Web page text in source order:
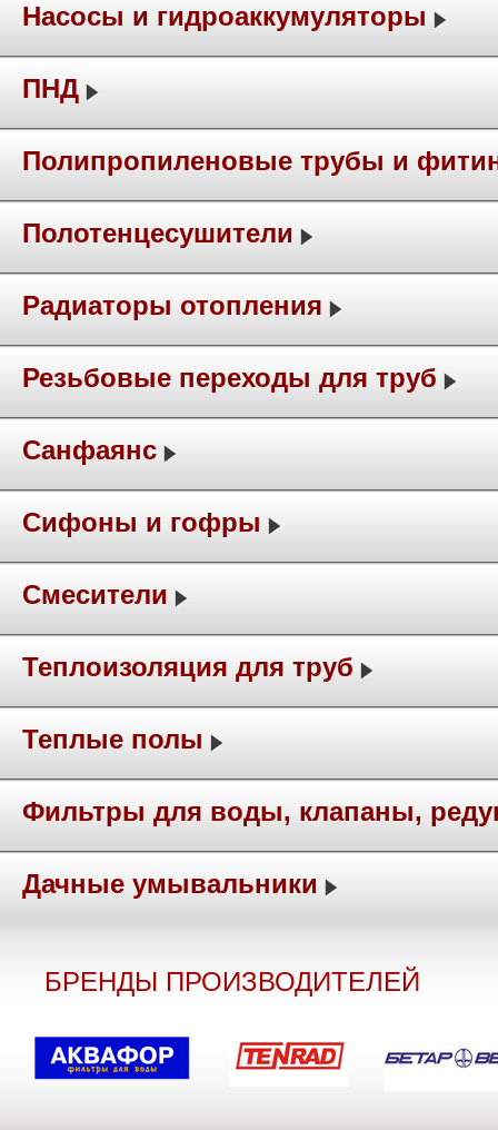
Насосы и гидроаккумуляторы
ПНД
Полипропиленовые трубы и
Полотенцесушители
Радиаторы отопления
Резьбовые переходы для труб
Санфаянс
Сифоны и гофры
Смесители
Теплоизоляция для труб
Теплые полы
Фильтры для воды, клапаны,
Дачные умывальники
БРЕНДЫ ПРОИЗВОДИТЕЛЕЙ